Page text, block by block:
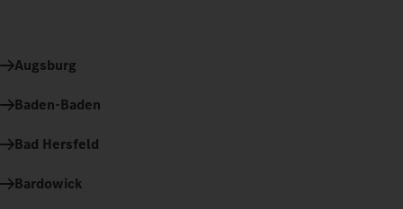
Augsburg
Baden-Baden
Bad Hersfeld
Bardowick